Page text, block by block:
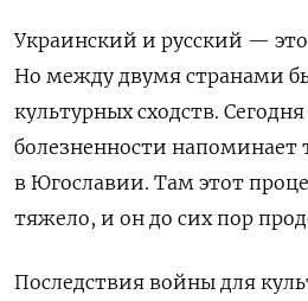
Украинский и русский —
Но между двумя странами
культурных сходств.
болезненности напоминает
в Югославии. Там этот
тяжело, и он до сих пор
Последствия войны для